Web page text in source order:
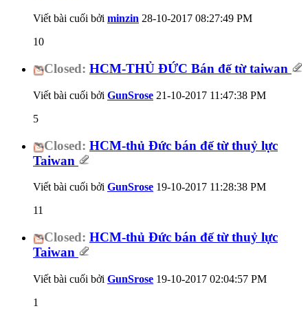
Viết bài cuối bởi minzin 28-10-2017 08:27:49 PM
10
Closed: HCM-THỦ ĐỨC Bán đế từ taiwan
Viết bài cuối bởi GunSrose 21-10-2017 11:47:38 PM
5
Closed: HCM-thủ Đức bán đế từ thuỷ lực
Taiwan
Viết bài cuối bởi GunSrose 19-10-2017 11:28:38 PM
11
Closed: HCM-thủ Đức bán đế từ thuỷ lực
Taiwan
Viết bài cuối bởi GunSrose 19-10-2017 02:04:57 PM
1